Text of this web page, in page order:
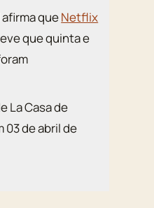
queNetflix
que quinta e
La Casa de
03 de abril de